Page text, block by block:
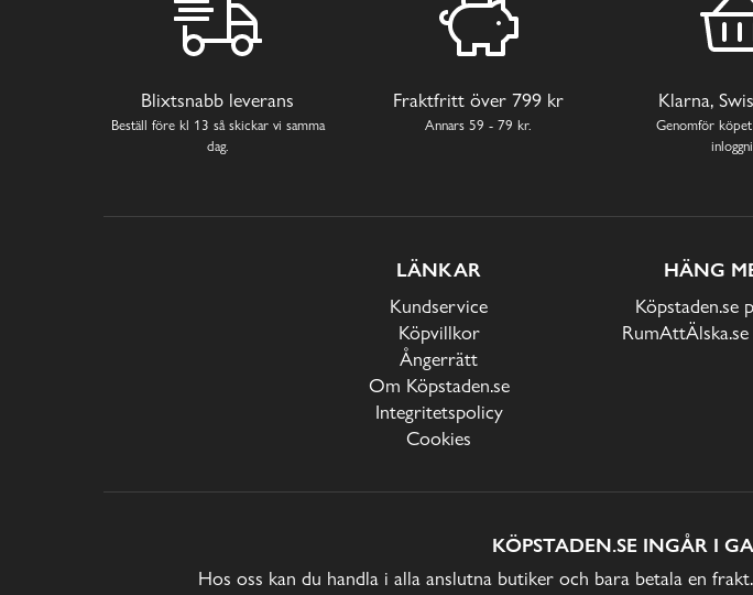
Blixtsnabb leverans
Beställ före kl 13 så skickar vi samma
dag.
Fraktfritt över 799 kr
Annars 59 - 79 kr.
Klarna,
Genomför
LÄNKAR
Kundservice
Köpvillkor
Ångerrätt
Om Köpstaden.se
Integritetspolicy
Cookies
HÄNG
Köpstaden.se
KÖPSTADEN.SE INGÅR I
Hos oss kan du handla i alla anslutna butiker och bara betala en